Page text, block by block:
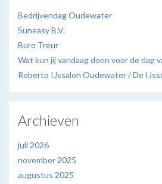
Bedrijvendag Oudewater
Suneasy B.V.
Buro Treur
Wat kun jij vandaag doen voor de dag
Roberto IJssalon Oudewater / De
Archieven
juli 2026
november 2025
augustus 2025